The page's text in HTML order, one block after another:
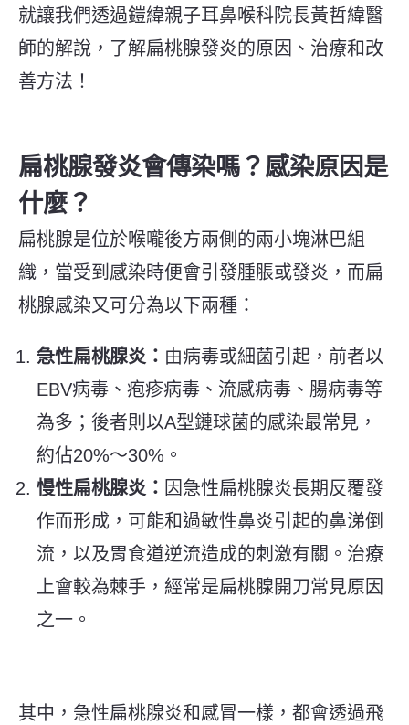
就讓我們透過鎧緯親子耳鼻喉科院長黃哲緯醫
師的解說，了解扁桃腺發炎的原因、治療和改
善方法！
扁桃腺發炎會傳染嗎？感染原因是
什麼？
扁桃腺是位於喉嚨後方兩側的兩小塊淋巴組
織，當受到感染時便會引發腫脹或發炎，而扁
桃腺感染又可分為以下兩種：
急性扁桃腺炎： 由病毒或細菌引起，前者以
EBV病毒、疱疹病毒、流感病毒、腸病毒等
為多；後者則以A型鏈球菌的感染最常見，
約佔20%～30%。
慢性扁桃腺炎： 因急性扁桃腺炎長期反覆發
作而形成，可能和過敏性鼻炎引起的鼻涕倒
流，以及胃食道逆流造成的刺激有關。治療
上會較為棘手，經常是扁桃腺開刀常見原因
之一。
其中，急性扁桃腺炎和感冒一樣，都會透過飛